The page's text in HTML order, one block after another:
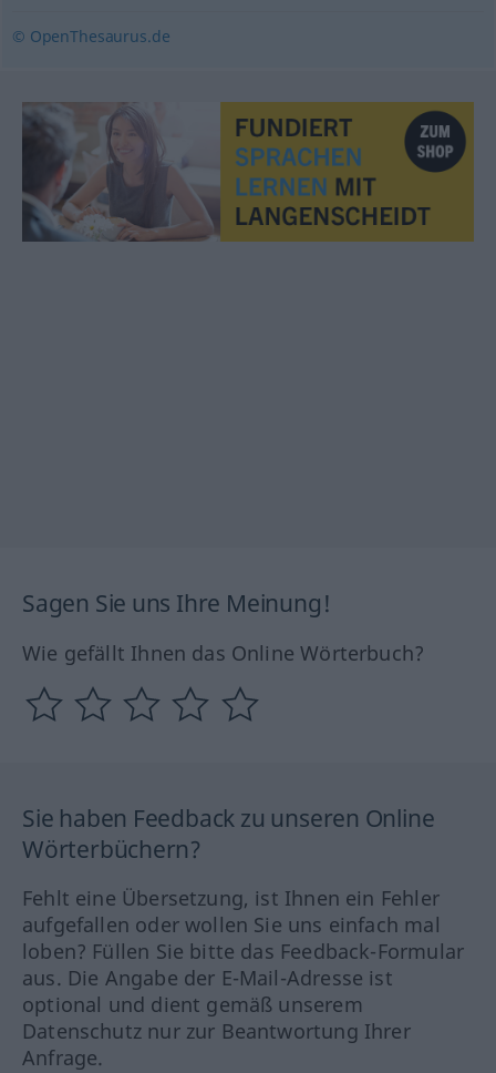
© OpenThesaurus.de
Sagen Sie uns Ihre Meinung!
Wie gefällt Ihnen das Online Wörterbuch?
Sie haben Feedback zu unseren Online
Wörterbüchern?
Fehlt eine Übersetzung, ist Ihnen ein Fehler
aufgefallen oder wollen Sie uns einfach mal
loben? Füllen Sie bitte das Feedback-Formular
aus. Die Angabe der E-Mail-Adresse ist
optional und dient gemäß unserem
Datenschutz nur zur Beantwortung Ihrer
Anfrage.